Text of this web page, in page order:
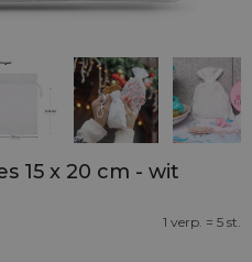
15 x 20 cm - wit
1 verp. = 5 st.